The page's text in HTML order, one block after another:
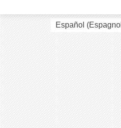
Español (Espagnol